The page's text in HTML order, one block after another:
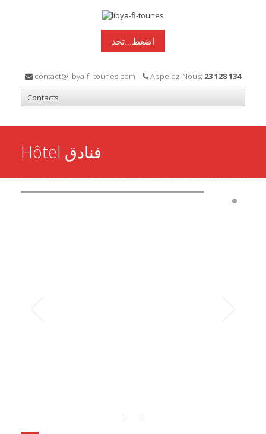
اضغط...تجد
contact@libya-fi-tounes.com Appelez-Nous: 23 128 134
Hôtel فنادق